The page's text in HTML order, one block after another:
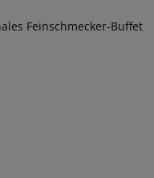
Feinschmecker-Buffet